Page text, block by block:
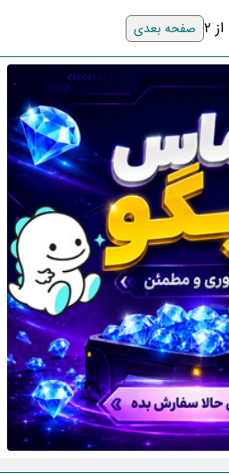
صفحه بعدی